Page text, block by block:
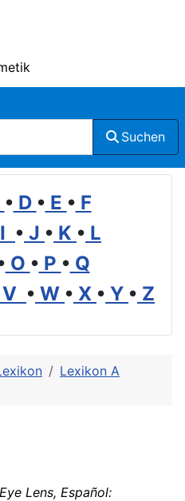
Suchen
• D • E • F
I • J • K • L
O • P • Q
V • W • X • Y • Z
Lexikon A
Lens, Español: